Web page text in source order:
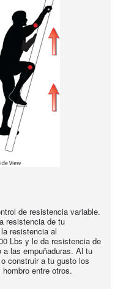
de resistencia variable.
resistencia de tu
resistencia al
Lbs y le da resistencia de
las empuñaduras. Al tu
construir a tu gusto los
entre otros.